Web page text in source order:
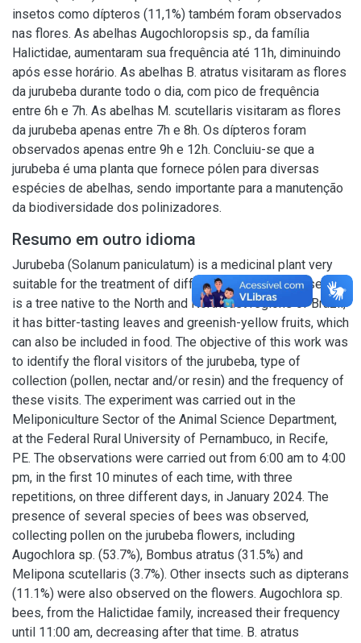
insetos como dípteros (11,1%) também foram observados
nas flores. As abelhas Augochloropsis sp., da família
Halictidae, aumentaram sua frequência até 11h, diminuindo
após esse horário. As abelhas B. atratus visitaram as flores
da jurubeba durante todo o dia, com pico de frequência
entre 6h e 7h. As abelhas M. scutellaris visitaram as flores
da jurubeba apenas entre 7h e 8h. Os dípteros foram
observados apenas entre 9h e 12h. Concluiu-se que a
jurubeba é uma planta que fornece pólen para diversas
espécies de abelhas, sendo importante para a manutenção
da biodiversidade dos polinizadores.
Resumo em outro idioma
Jurubeba (Solanum paniculatum) is a medicinal plant very
suitable for the treatment of different types of diseases. It
is a tree native to the North and Northeast regions of Brazil,
it has bitter-tasting leaves and greenish-yellow fruits, which
can also be included in food. The objective of this work was
to identify the floral visitors of the jurubeba, type of
collection (pollen, nectar and/or resin) and the frequency of
these visits. The experiment was carried out in the
Meliponiculture Sector of the Animal Science Department,
at the Federal Rural University of Pernambuco, in Recife,
PE. The observations were carried out from 6:00 am to 4:00
pm, in the first 10 minutes of each time, with three
repetitions, on three different days, in January 2024. The
presence of several species of bees was observed,
collecting pollen on the jurubeba flowers, including
Augochlora sp. (53.7%), Bombus atratus (31.5%) and
Melipona scutellaris (3.7%). Other insects such as dipterans
(11.1%) were also observed on the flowers. Augochlora sp.
bees, from the Halictidae family, increased their frequency
until 11:00 am, decreasing after that time. B. atratus